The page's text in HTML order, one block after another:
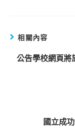
相關內容
公告學校網頁將
國立成